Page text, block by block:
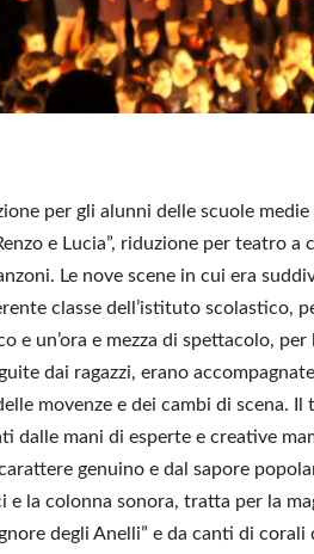
per gli alunni delle scuole
e Lucia”, riduzione per teatro a
Le nove scene in cui era
classe dell’istituto scolastico,
e un’ora e mezza di spettacolo,
dai ragazzi, erano
movenze e dei cambi di scena.
dalle mani di esperte e creative
genuino e dal sapore
e la colonna sonora, tratta per la
degli Anelli” e da canti di